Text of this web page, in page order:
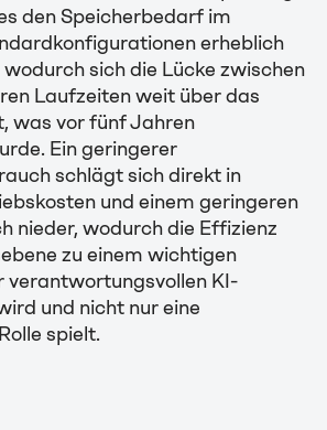
den Speicherbedarf im
erheblich
sich die Lücke zwischen
Laufzeiten weit über das
was vor fünf Jahren
Ein geringerer
schlägt sich direkt in
und einem geringeren
nieder, wodurch die Effizienz
zu einem wichtigen
verantwortungsvollen KI-
und nicht nur eine
spielt.